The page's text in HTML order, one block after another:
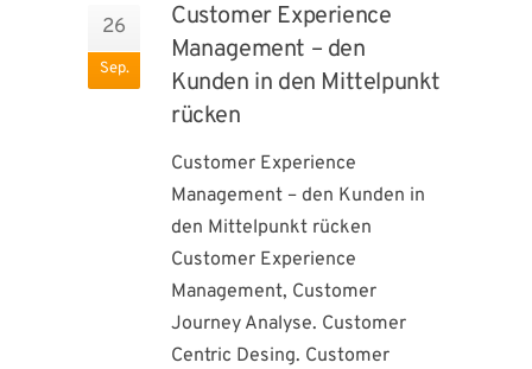
26
Sep.
Customer Experience
Management – den
Kunden in den Mittelpunkt
rücken
Customer Experience
Management – den Kunden in
den Mittelpunkt rücken
Customer Experience
Management, Customer
Journey Analyse. Customer
Centric Desing. Customer